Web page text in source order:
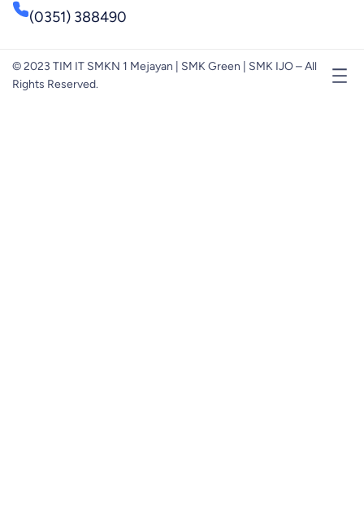
(0351) 388490
© 2023 TIM IT SMKN 1 Mejayan | SMK Green | SMK IJO – All
Rights Reserved.